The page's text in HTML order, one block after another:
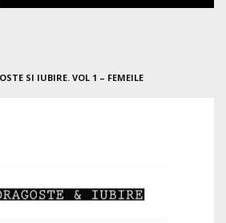
SI IUBIRE. VOL 1 – FEMEILE